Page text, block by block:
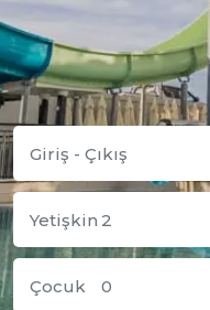
Yetişkin
Çocuk